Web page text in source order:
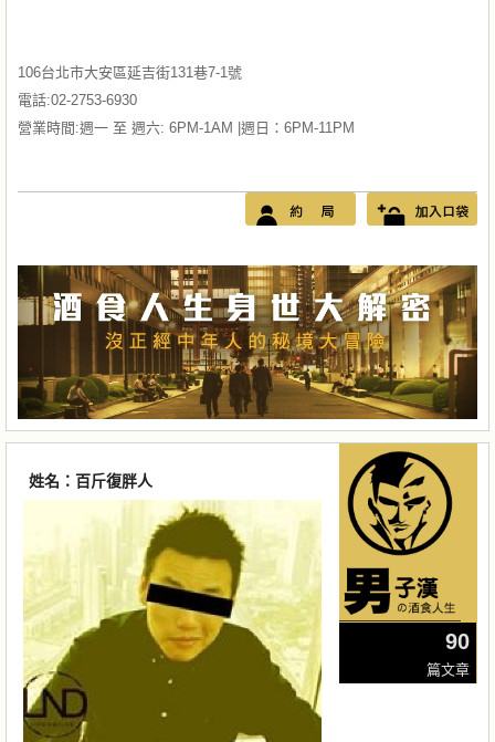
106台北市大安區延吉街131巷7-1號
電話:02-2753-6930
營業時間:週一 至 週六: 6PM-1AM |週日：6PM-11PM
姓名：百斤復胖人
90
篇文章